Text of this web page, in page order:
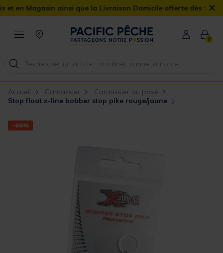
ainsi que la Livraison Domicile offerte dès 90€ ×
0
Accueil Carnassier
Carnassier au posé
Stop float x-line bobber stop pike rouge/jaune
-66%